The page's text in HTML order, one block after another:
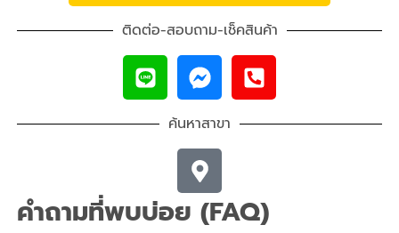
ติดต่อ-สอบถาม-เช็คสินค้า
ค้นหาสาขา
คำถามที่พบบ่อย (FAQ)